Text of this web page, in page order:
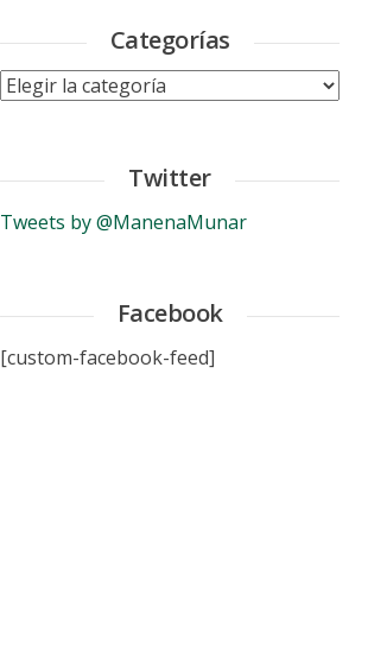
Categorías
Categorías
Twitter
Tweets by @ManenaMunar
Facebook
[custom-facebook-feed]